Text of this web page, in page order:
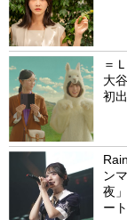
＝
大
初
ン
夜
ー